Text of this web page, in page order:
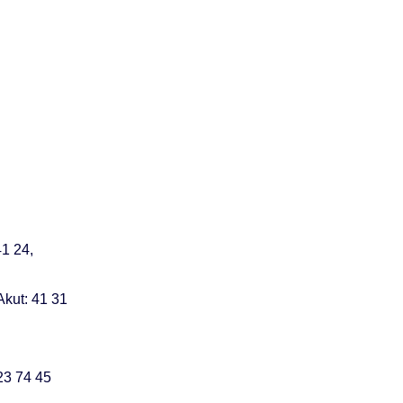
24,
41 31
74 45